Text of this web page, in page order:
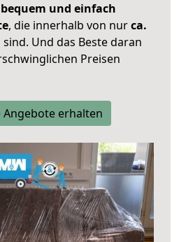
und einfach
, die innerhalb von nurca.
Und das Beste daran
Preisen
Angebote erhalten